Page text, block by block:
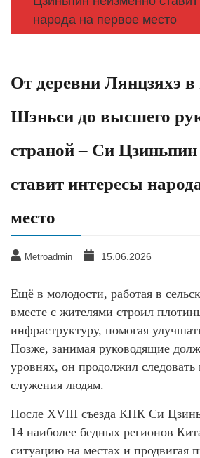
народа на первое место
От деревни Лянцзяхэ
Шэньси до высшего
страной – Си Цзиньпин
ставит интересы
место
Metroadmin 15.06.2026
Ещё в молодости, работая в
вместе с жителями строил
инфраструктуру, помогая
Позже, занимая руководящие
уровнях, он продолжил
служения людям.
После XVIII съезда КПК Си
14 наиболее бедных регионов
ситуацию на местах и продвигая